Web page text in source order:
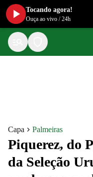
Capa Palmeiras
Piquerez, do
da Seleção
Tocando agora!
Ouça ao vivo /24h